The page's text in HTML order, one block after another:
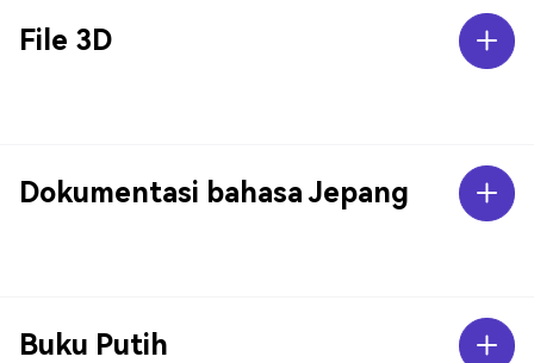
File 3D
Dokumentasi bahasa Jepang
Buku Putih